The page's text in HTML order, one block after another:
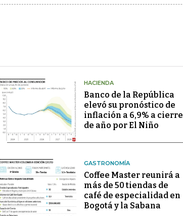
HACIENDA
Banco de la República
elevó su pronóstico de
inflación a 6,9% a cierre
de año por El Niño
GASTRONOMÍA
Coffee Master reunirá a
más de 50 tiendas de
café de especialidad en
Bogotá y la Sabana